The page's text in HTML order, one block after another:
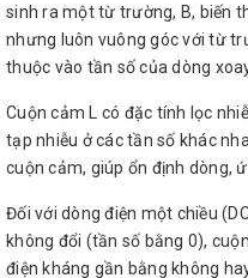
sinh ra một từ trường, B, biến
nhưng luôn vuông góc với từ
thuộc vào tần số của dòng
Cuộn cảm L có đặc tính lọc
tạp nhiễu ở các tần số khác
cuộn cảm, giúp ổn định dòng,
Đối với dòng điện một chiều
không đổi (tần số bằng 0),
điện kháng gần bằng không